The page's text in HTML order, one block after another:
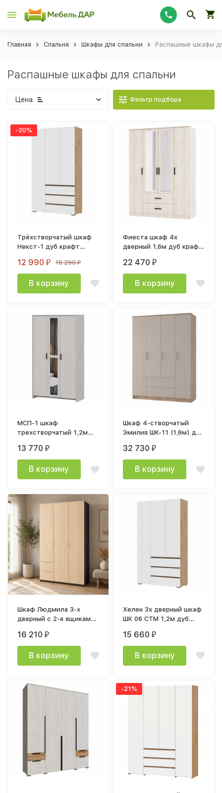
Главная Спальня Шкафы для спальни Распашные шкафы
Распашные шкафы для спальни
Цена Фильтр подбора
-20%
Трёхстворчатый шкаф
Некст-1 дуб крафт
12 990₽ 16 290₽
В корзину
Фиеста шкаф 4х
дверный 1,6м дуб крафт
22 470₽
В корзину
МСП-1 шкаф
трехстворчатый 1,2м
13 770₽
В корзину
Шкаф 4-створчатый
Эмилия ШК-11 (1,6м) дуб
32 730₽
В корзину
Шкаф Людмила 3-х
дверный с 2-я ящиками
16 210₽
В корзину
Хелен 3х дверный шкаф
ШК 06 СТМ 1,2м дуб
15 660₽
В корзину
-21%